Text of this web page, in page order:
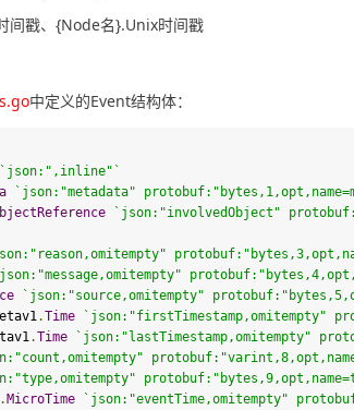
间戳、{Node名}.Unix时间戳
中定义的Event结构体：
` json: ",inline" `
` json: "metadata" protobuf:
` json: "involvedObject" protobuf:
"reason,omitempty" protobuf:
json: "message,omitempty" protobuf:
` json: "source,omitempty" protobuf:
.Time ` json: "firstTimestamp,omitempty"
.Time ` json:"lastTimestamp,omitempty"
"count,omitempty" protobuf:
type,omitempty" protobuf:" bytes,9
MicroTime ` json: "eventTime,omitempty"